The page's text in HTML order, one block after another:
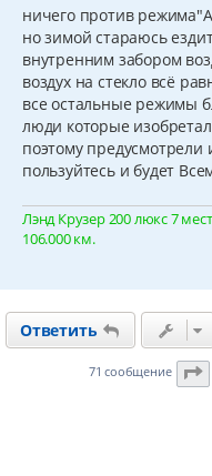
б
щ
е
н
и
е
ничего против
но зимой стараюсь
внутренним забором
воздух на стекло всё
все остальные режимы
люди которые
поэтому
пользуйтесь и будет
Лэнд Крузер 200 люкс 7
106.000 км.
Ответить
71 сообщение